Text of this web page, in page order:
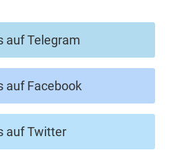
auf Telegram
auf Facebook
auf Twitter